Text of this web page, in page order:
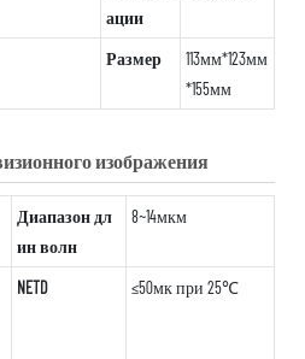
ации
Размер
113мм*123мм
*155мм
изображения
Диапазон дл
ин волн
8~14мкм
NETD ≤50мк при 25℃